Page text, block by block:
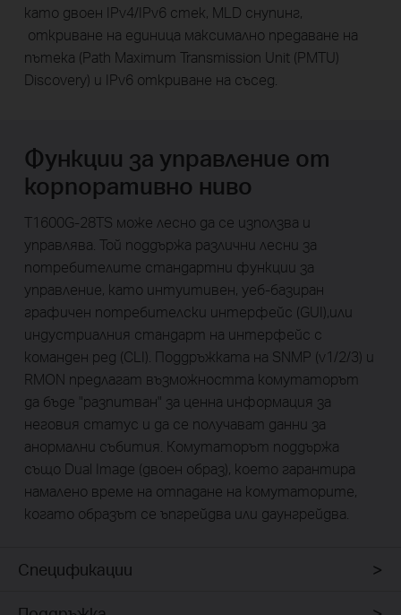
като двоен IPv4/IPv6 стек, MLD снупинг,
откриване на единица максимално предаване на
пътека (Path Maximum Transmission Unit (PMTU)
Discovery) и IPv6 откриване на съсед.
Функции за управление от
корпоративно ниво
T1600G-28TS може лесно да се използва и
управлява. Той поддържа различни лесни за
потребителите стандартни функции за
управление, като интуитивен, уеб-базиран
графичен потребителски интерфейс (GUI),или
индустриалния стандарт на интерфейс с
команден ред (CLI). Поддръжката на SNMP (v1/2/3) и
RMON предлагат възможността комутаторът
да бъде "разпитван" за ценна информация за
неговия статус и да се получават данни за
анормални събития. Комутаторът поддържа
също Dual Image (двоен образ), което гарантира
намалено време на отпадане на комутаторите,
когато образът се ъпгрейдва или даунгрейдва.
Спецификации